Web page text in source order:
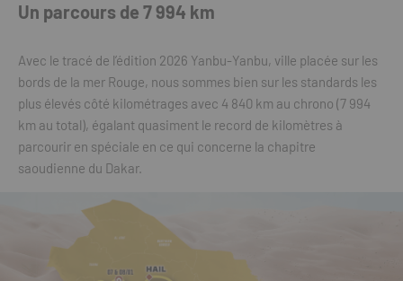
Un parcours de 7 994 km
Avec le tracé de l’édition 2026 Yanbu-Yanbu, ville placée sur les
bords de la mer Rouge, nous sommes bien sur les standards les
plus élevés côté kilométrages avec 4 840 km au chrono (7 994
km au total), égalant quasiment le record de kilomètres à
parcourir en spéciale en ce qui concerne la chapitre
saoudienne du Dakar.